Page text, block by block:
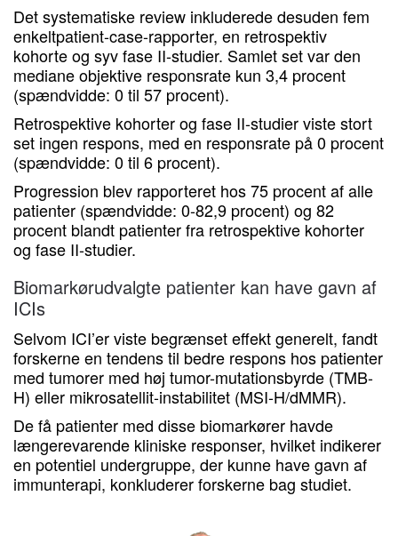
Det systematiske review inkluderede desuden fem
enkeltpatient-case-rapporter, en retrospektiv
kohorte og syv fase II-studier. Samlet set var den
mediane objektive responsrate kun 3,4 procent
(spændvidde: 0 til 57 procent).
Retrospektive kohorter og fase II-studier viste stort
set ingen respons, med en responsrate på 0 procent
(spændvidde: 0 til 6 procent).
Progression blev rapporteret hos 75 procent af alle
patienter (spændvidde: 0-82,9 procent) og 82
procent blandt patienter fra retrospektive kohorter
og fase II-studier.
Biomarkørudvalgte patienter kan have gavn af
ICIs
Selvom ICI’er viste begrænset effekt generelt, fandt
forskerne en tendens til bedre respons hos patienter
med tumorer med høj tumor-mutationsbyrde (TMB-
H) eller mikrosatellit-instabilitet (MSI-H/dMMR).
De få patienter med disse biomarkører havde
længerevarende kliniske responser, hvilket indikerer
en potentiel undergruppe, der kunne have gavn af
immunterapi, konkluderer forskerne bag studiet.